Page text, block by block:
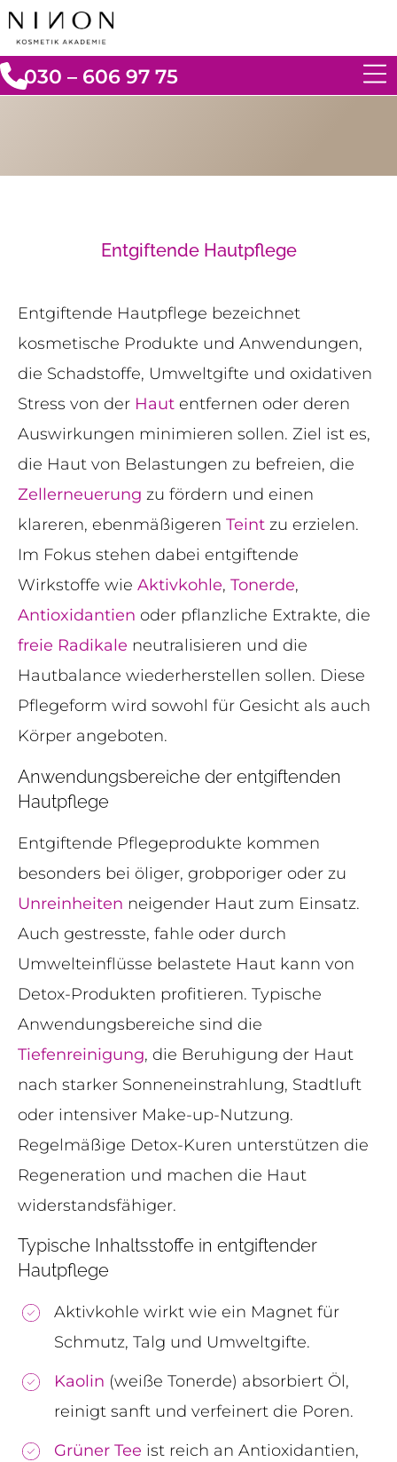
030 – 606 97 75
Entgiftende Hautpflege
Entgiftende Hautpflege bezeichnet
kosmetische Produkte und Anwendungen,
die Schadstoffe, Umweltgifte und oxidativen
Stress von der Haut entfernen oder deren
Auswirkungen minimieren sollen. Ziel ist es,
die Haut von Belastungen zu befreien, die
Zellerneuerung zu fördern und einen
klareren, ebenmäßigeren Teint zu erzielen.
Im Fokus stehen dabei entgiftende
Wirkstoffe wie Aktivkohle, Tonerde,
Antioxidantien oder pflanzliche Extrakte, die
freie Radikale neutralisieren und die
Hautbalance wiederherstellen sollen. Diese
Pflegeform wird sowohl für Gesicht als auch
Körper angeboten.
Anwendungsbereiche der entgiftenden
Hautpflege
Entgiftende Pflegeprodukte kommen
besonders bei öliger, grobporiger oder zu
Unreinheiten neigender Haut zum Einsatz.
Auch gestresste, fahle oder durch
Umwelteinflüsse belastete Haut kann von
Detox-Produkten profitieren. Typische
Anwendungsbereiche sind die
Tiefenreinigung, die Beruhigung der Haut
nach starker Sonneneinstrahlung, Stadtluft
oder intensiver Make-up-Nutzung.
Regelmäßige Detox-Kuren unterstützen die
Regeneration und machen die Haut
widerstandsfähiger.
Typische Inhaltsstoffe in entgiftender
Hautpflege
Aktivkohle wirkt wie ein Magnet für
Schmutz, Talg und Umweltgifte.
Kaolin (weiße Tonerde) absorbiert Öl,
reinigt sanft und verfeinert die Poren.
Grüner Tee ist reich an Antioxidantien,